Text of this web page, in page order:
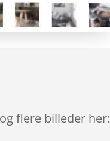
flere billeder her: